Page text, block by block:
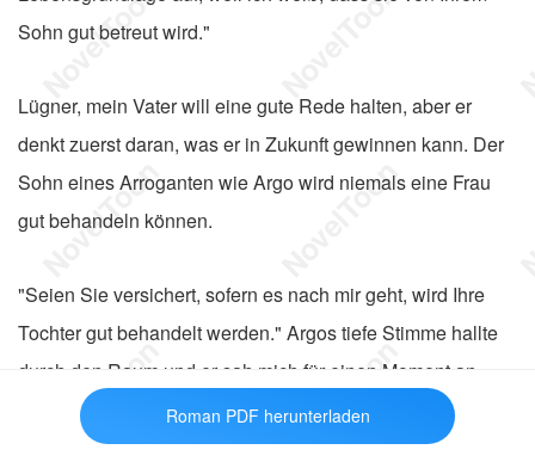
Sohn gut betreut wird."
Lügner, mein Vater will eine gute Rede halten, aber er
denkt zuerst daran, was er in Zukunft gewinnen kann. Der
Sohn eines Arroganten wie Argo wird niemals eine Frau
gut behandeln können.
"Seien Sie versichert, sofern es nach mir geht, wird Ihre
Tochter gut behandelt werden." Argos tiefe Stimme hallte
durch den Raum und er sah mich für einen Moment an.
Ich bereite bereits mein Drehbuch vor, um es allen zu
Roman PDF herunterladen